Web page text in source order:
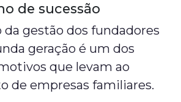
de sucessão
da gestão dos fundadores
geração é um dos
que levam ao
de empresas familiares.